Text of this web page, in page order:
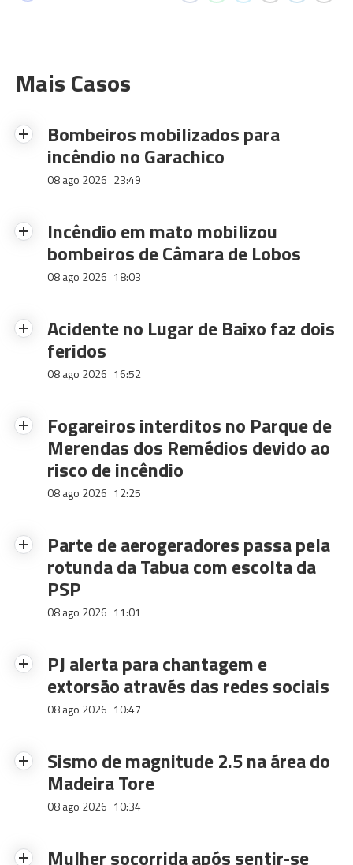
Mais Casos
Bombeiros mobilizados para
incêndio no Garachico
08 ago 2026 23:49
Incêndio em mato mobilizou
bombeiros de Câmara de Lobos
08 ago 2026 18:03
Acidente no Lugar de Baixo faz dois
feridos
08 ago 2026 16:52
Fogareiros interditos no Parque de
Merendas dos Remédios devido ao
risco de incêndio
08 ago 2026 12:25
Parte de aerogeradores passa pela
rotunda da Tabua com escolta da
PSP
08 ago 2026 11:01
PJ alerta para chantagem e
extorsão através das redes sociais
08 ago 2026 10:47
Sismo de magnitude 2.5 na área do
Madeira Tore
08 ago 2026 10:34
Mulher socorrida após sentir-se